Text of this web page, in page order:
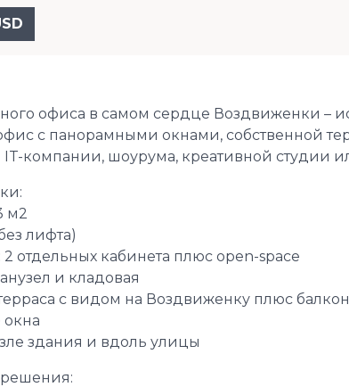
офиса в самом сердце Воздвиженки –
с панорамными окнами, собственной
компании, шоурума, креативной студии
м2
лифта)
отдельных кабинета плюс open-space
и кладовая
с видом на Воздвиженку плюс
здания и вдоль улицы